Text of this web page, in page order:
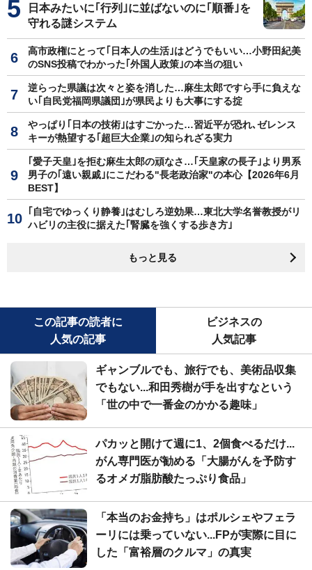
日本みたいに｢行列｣に並ばないのに｢順番｣を
守れる謎システム
高市政権にとって｢日本人の生活｣はどうでもいい…小野田紀美
のSNS投稿でわかった｢外国人政策｣の本当の狙い
逆らった県議は次々と姿を消した…麻生太郎ですら手に負えな
い｢自民党福岡県議団｣が県民よりも大事にする掟
やっぱり｢日本の技術｣はすごかった…習近平が恐れ､ゼレンス
キーが熱望する｢超巨大企業｣の知られざる実力
｢愛子天皇｣を拒む麻生太郎の頑なさ…｢天皇家の長子｣より男系
男子の｢遠い親戚｣にこだわる"長老政治家"の本心【2026年6月
BEST】
｢自宅でゆっくり静養｣はむしろ逆効果…東北大学名誉教授がリ
ハビリの主役に据えた｢腎臓を強くする歩き方｣
もっと見る
この記事の読者に
人気の記事
ビジネスの
人気記事
ギャンブルでも、旅行でも、美術品収集
でもない...和田秀樹が手を出すなという
「世の中で一番金のかかる趣味」
パカッと開けて週に1、2個食べるだけ...
がん専門医が勧める「大腸がんを予防す
るオメガ脂肪酸たっぷり食品」
「本当のお金持ち」はポルシェやフェラ
ーリには乗っていない...FPが実際に目に
した「富裕層のクルマ」の真実